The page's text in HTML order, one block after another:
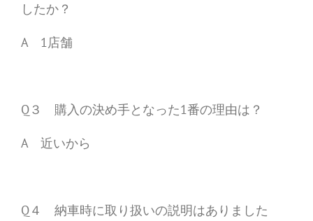
したか？
A 1店舗
Q３ 購入の決め手となった1番の理由は？
A 近いから
Q４ 納車時に取り扱いの説明はありました